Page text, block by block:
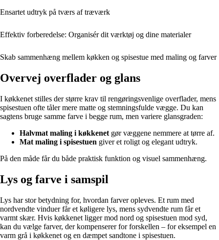
Ensartet udtryk på tværs af træværk
Effektiv forberedelse: Organisér dit værktøj og dine materialer
Skab sammenhæng mellem køkken og spisestue med maling og farver
Overvej overflader og glans
I køkkenet stilles der større krav til rengøringsvenlige overflader, mens
spisestuen ofte tåler mere matte og stemningsfulde vægge. Du kan
sagtens bruge samme farve i begge rum, men variere glansgraden:
Halvmat maling i køkkenet gør væggene nemmere at tørre af.
Mat maling i spisestuen giver et roligt og elegant udtryk.
På den måde får du både praktisk funktion og visuel sammenhæng.
Lys og farve i samspil
Lys har stor betydning for, hvordan farver opleves. Et rum med
nordvendte vinduer får et køligere lys, mens sydvendte rum får et
varmt skær. Hvis køkkenet ligger mod nord og spisestuen mod syd,
kan du vælge farver, der kompenserer for forskellen – for eksempel en
varm grå i køkkenet og en dæmpet sandtone i spisestuen.